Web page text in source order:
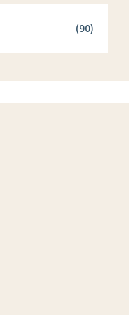
(90)